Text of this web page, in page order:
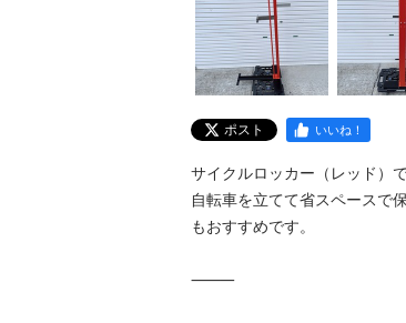
ポスト いいね！
サイクルロッカー（レッド）
自転車を立てて省スペースで
もおすすめです。
⸻